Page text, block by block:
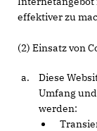
effektiver zu
(2) Einsatz von
Diese
Umfang
werden: